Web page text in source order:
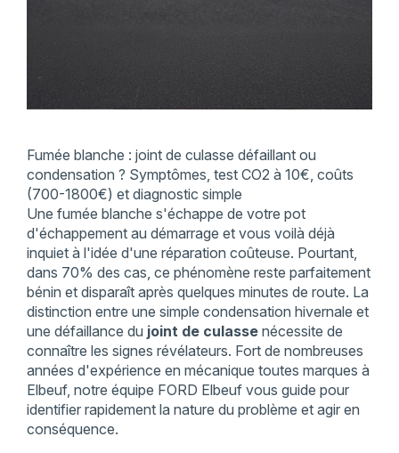
Fumée blanche : joint de culasse défaillant ou
condensation ? Symptômes, test CO2 à 10€, coûts
(700-1800€) et diagnostic simple
Une fumée blanche s'échappe de votre pot
d'échappement au démarrage et vous voilà déjà
inquiet à l'idée d'une réparation coûteuse. Pourtant,
dans 70% des cas, ce phénomène reste parfaitement
bénin et disparaît après quelques minutes de route. La
distinction entre une simple condensation hivernale et
une défaillance du joint de culassenécessite de
connaître les signes révélateurs. Fort de nombreuses
années d'expérience en mécanique toutes marques à
Elbeuf, notre équipe FORD Elbeuf vous guide pour
identifier rapidement la nature du problème et agir en
conséquence.